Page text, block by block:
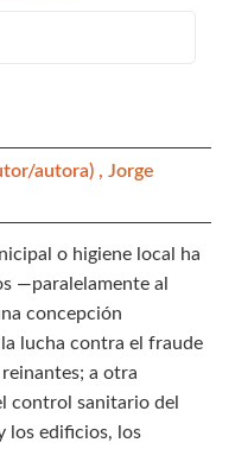
autora) , Jorge
o higiene local ha
—paralelamente al
concepción
lucha contra el fraude
a otra
control sanitario del
los edificios, los